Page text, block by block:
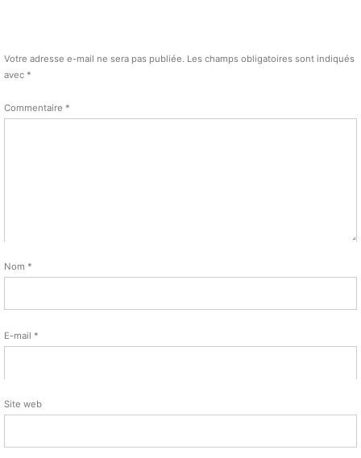
Votre adresse e-mail ne sera pas publiée. Les champs obligatoires sont indiqués
avec *
Commentaire *
Nom *
E-mail *
Site web